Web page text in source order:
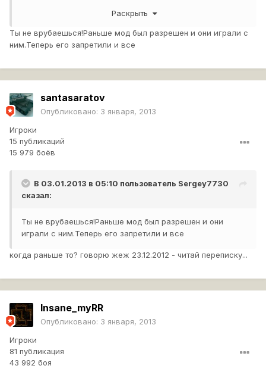
Раскрыть
Ты не врубаешься!Раньше мод был разрешен и они играли с
ним.Теперь его запретили и все
santasaratov
Опубликовано: 3 января, 2013
Игроки
15 публикаций
15 979 боёв
В 03.01.2013 в 05:10 пользователь Sergey7730
сказал:
Ты не врубаешься!Раньше мод был разрешен и они
играли с ним.Теперь его запретили и все
когда раньше то? говорю жеж 23.12.2012 - читай переписку...
Insane_myRR
Опубликовано: 3 января, 2013
Игроки
81 публикация
43 992 боя